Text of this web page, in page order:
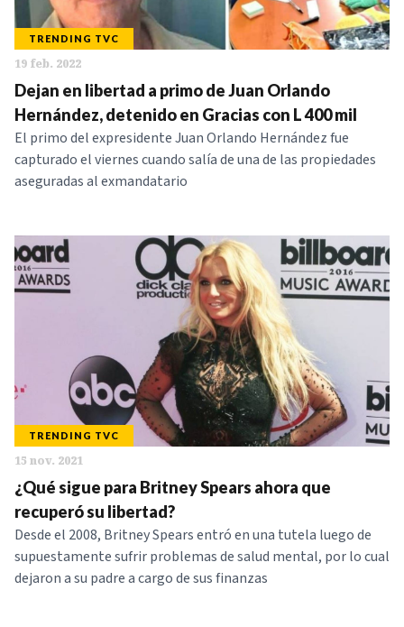
TRENDING TVC
19 feb. 2022
Dejan en libertad a primo de Juan Orlando
Hernández, detenido en Gracias con L 400 mil
El primo del expresidente Juan Orlando Hernández fue
capturado el viernes cuando salía de una de las propiedades
aseguradas al exmandatario
TRENDING TVC
15 nov. 2021
¿Qué sigue para Britney Spears ahora que
recuperó su libertad?
Desde el 2008, Britney Spears entró en una tutela luego de
supuestamente sufrir problemas de salud mental, por lo cual
dejaron a su padre a cargo de sus finanzas